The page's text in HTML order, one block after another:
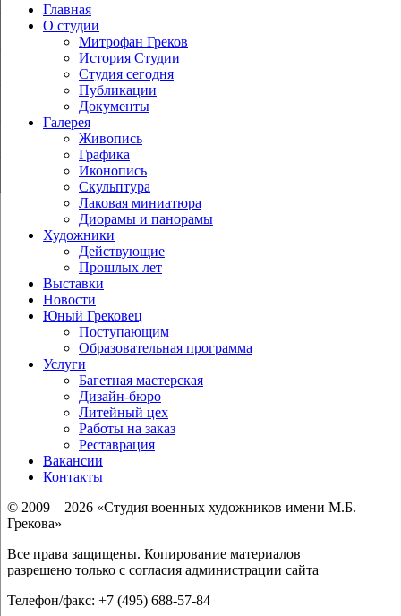
Главная
О студии
Митрофан Греков
История Студии
Студия сегодня
Публикации
Документы
Галерея
Живопись
Графика
Иконопись
Скульптура
Лаковая миниатюра
Диорамы и панорамы
Художники
Действующие
Прошлых лет
Выставки
Новости
Юный Грековец
Поступающим
Образовательная программа
Услуги
Багетная мастерская
Дизайн-бюро
Литейный цех
Работы на заказ
Реставрация
Вакансии
Контакты
© 2009—2026 «Студия военных художников имени М.Б.
Грекова»
Все права защищены. Копирование материалов
разрешено только с согласия администрации сайта
Телефон/факс: +7 (495) 688-57-84